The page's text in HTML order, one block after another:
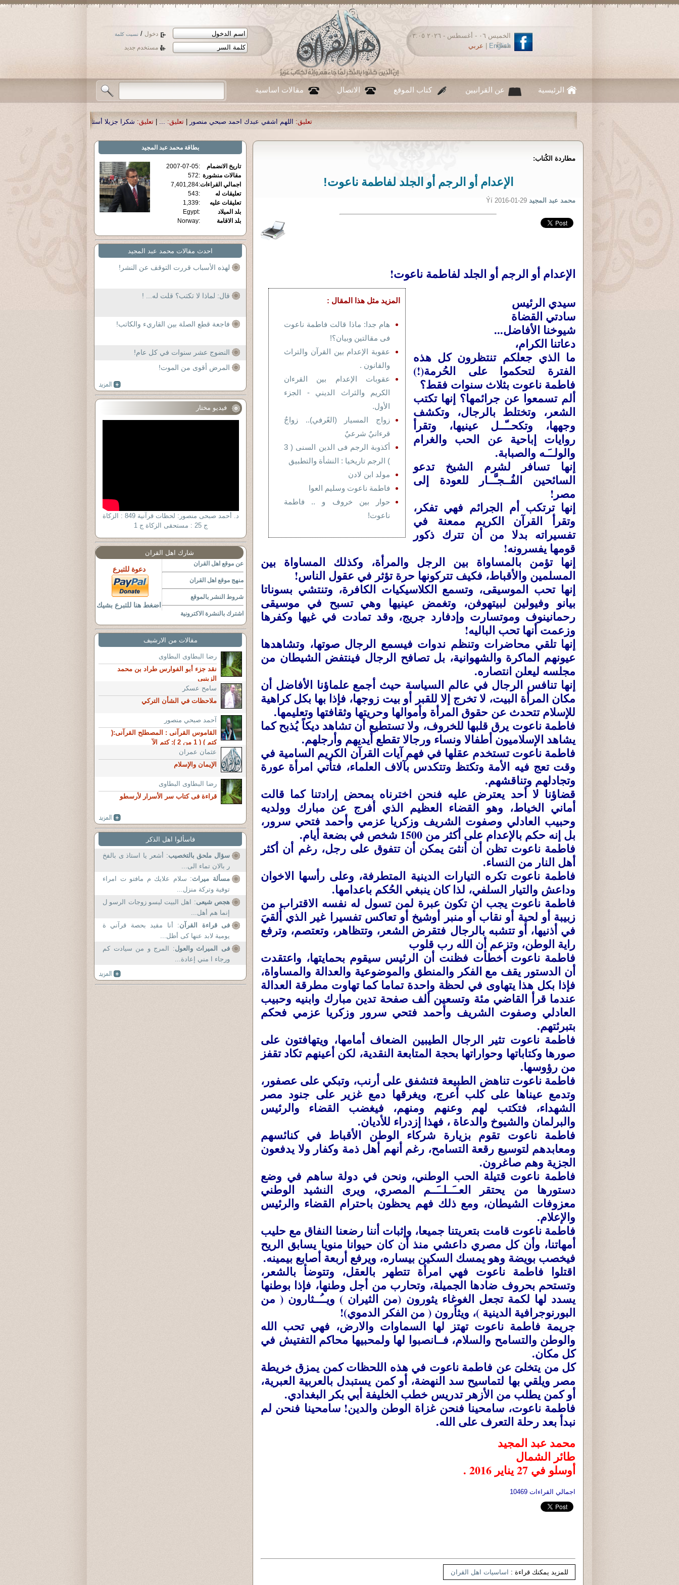
دخول / نسيت كلمة
مستخدم جديد
الخميس ٠٦ - أغسطس - ٢٠٢٦ ٠٣:٠٥
مساءً
English عربي
الرئيسية عن القرانيين كتاب الموقع الاتصال مقالات اساسية
اللهم اشفي عبدك احمد صبحي منصور|تعليق: ...
|تعليق: شكرا جزيلا أستاذ حمد الحمد .أكرمكم الله .
مطاردة الكُناب:
الإعدام أو الرجم أو الجلد لفاطمة ناعوت!
محمد عبد المجيد Ýí 2016-01-29
الإعدام أو الرجم أو الجلد لفاطمة ناعوت!
المزيد مثل هذا المقال :
هام جدا: ماذا قالت فاطمة ناعوت
فى مقالتين وبيان؟!
عقوبة الإعدام بين القرآن والتراث
والقانون .
عقوبات الإعدام بين القرءان
الكريم والثراث الديني - الجزء
الأول.
زواج المسيار (العًرفي).. زواجٌ
قرءانيٌ شرعيٌ
أكذوبة الرجم فى الدين السنى ( 3
) الرجم تاريخيا : النشأة والتطبيق
مولد ابن لادن
فاطمة ناعوت وسليم العوا
حوار بين خروف و .. فاطمة
ناعوت!
سيدي الرئيس
سادتي القضاة
شيوخنا الأفاضل...
دعاتنا الكرام،
ما الذي جعلكم تنتظرون كل هذه
الفترة لتحكموا على الحُرمة(!)
فاطمة ناعوت بثلاث سنوات فقط؟
ألم تسمعوا عن جرائمها؟ إنها تكتب
الشعر، وتختلط بالرجال، وتكشف
وجهها، وتكحــّــل عينيها، وتقرأ
روايات إباحية عن الحب والغرام
والولــَـه والصبابة.
إنها تسافر لشرم الشيخ تدعو
السائحين الفُــجـَّــار للعودة إلى
مصر!
إنها ترتكب أم الجرائم فهي تفكر،
وتقرأ القرآن الكريم ممعنة في
تفسيراته بدلا من أن تترك ذكور
قومها يفسرونه!
إنها تؤمن بالمساواة بين الرجل والمرأة، وكذلك المساواة بين
المسلمين والأقباط، فكيف تتركونها حرة تؤثر في عقول الناس!
إنها تحب الموسيقى، وتسمع الكلاسيكيات الكافرة، وتنتشي بسوناتا
بيانو وفيولين لبيتهوفن، وتغمض عينيها وهي تسبح في موسيقى
رحمانينوف وموتسارت وإدفارد جريج، وقد تمادت في غيها وكفرها
وزعمت أنها تحب الباليه!
إنها تلقي محاضرات وتنظم ندوات فيسمع الرجال صوتها، وتشاهدها
عيونهم الماكرة والشهوانية، بل تصافح الرجال فينتفض الشيطان من
مجلسه ليعلن انتصاره.
إنها تنافس الرجال في عالم السياسة حيث أجمع علماؤنا الأفاضل أن
مكان المرأة البيت، لا تخرج إلا للقبر أو بيت زوجها، فإذا بها بكل كراهية
للإسلام تتحدث عن حقوق المرأة وأموالها وحريتها وثقافتها وتعليمها.
فاطمة ناعوت يرق قلبها للخروف، ولا تستطيع أن تشاهد ديكاً يُذبح كما
يشاهد الإسلاميون أطفالا ونساء ورجالا تقطع أيديهم وأرجلهم.
فاطمة ناعوت تستخدم عقلها في فهم آيات القرآن الكريم السامية في
وقت تعج فيه الأمة وتكتظ وتتكدس بآلاف العلماء، فتأتي امرأة عورة
وتجادلهم وتناقشهم.
قضاؤنا لا أحد يعترض عليه فنحن اخترناه بمحض إرادتنا كما قالت
أماني الخياط، وهو القضاء العظيم الذي أفرج عن مبارك وولديه
وحبيب العادلي وصفوت الشريف وزكريا عزمي وأحمد فتحي سرور،
بل إنه حكم بالإعدام على أكثر من 1500 شخص في بضعة أيام.
فاطمة ناعوت تظن أن أنثىَ يمكن أن تتفوق على رجل، رغم أن أكثر
أهل النار من النساء.
فاطمة ناعوت تكره التيارات الدينية المتطرفة، وعلى رأسها الاخوان
وداعش والتيار السلفي، لذا كان ينبغي الحُكم باعدامها.
فاطمة ناعوت يجب ان تكون عبرة لمن تسول له نفسه الاقتراب من
زبيبة أو لحية أو نقاب أو منبر أوشيخ أو تعاكس تفسيرا غير الذي أُلقيَ
في أذنيها، أو تتشبه بالرجال فتقرض الشعر، وتتظاهر، وتعتصم، وترفع
راية الوطن، وتزعم أن الله رب قلوب
فاطمة ناعوت أخطأت فظنت أن الرئيس سيقوم بحمايتها، واعتقدت
أن الدستور يقف مع الفكر والمنطق والموضوعية والعدالة والمساواة،
فإذا بكل هذا يتهاوى في لحظة واحدة تماما كما تهاوت مطرقة العدالة
عندما قرأ القاضي مئة وتسعين ألف صفحة تدين مبارك وابنيه وحبيب
العادلي وصفوت الشريف وأحمد فتحي سرور وزكريا عزمي فحكم
بتبرئتهم.
فاطمة ناعوت تثير الرجال الطيبين الضعاف أمامها، ويتهافتون على
صورها وكتاباتها وحواراتها بحجة المتابعة النقدية، لكن أعينهم تكاد تقفز
من رؤوسها.
فاطمة ناعوت تناهض الطبيعة فتشفق على أرنب، وتبكي على عصفور،
وتدمع عيناها على كلب أعرج، ويغرقها دمع غزير على جنود مصر
الشهداء، فتكتب لهم وعنهم ومنهم، فيغضب القضاء والرئيس
والبرلمان والشيوخ والدعاة ، فهذا إزدراء للأديان.
فاطمة ناعوت تقوم بزيارة شركاء الوطن الأقباط في كنائسهم
ومعابدهم لتوسيع رقعة التسامح، رغم أنهم أهل ذمة وكفار ولا يدفعون
الجزية وهم صاغرون.
فاطمة ناعوت قتيلة الحب الوطني، ونحن في دولة ساهم في وضع
دستورها من يحتقر العــَــلــَــم المصري، ويرى النشيد الوطني
معزوفات الشيطان، ومع ذلك فهم يحظون باحترام القضاء والرئيس
والإعلام.
فاطمة ناعوت قامت بتعريتنا جميعا، وإثبات أننا رضعنا النفاق مع حليب
أمهاتنا، وأن كل مصري داعشي منذ أن كان حيوانا منويا يسابق الريح
فيخصب بويضة وهو يمسك السكين بيساره، ويرفع أربعة أصابع بيمينه.
اقتلوا فاطمة ناعوت فهي امرأة تتطهر بالعقل، وتتوضأ بالشعر،
وتستحم بحروف ضادها الجميلة، وتحارب من أجل وطنها، فإذا بوطنها
يسدد لها لكمة تجعل الغوغاء يثورون (من الثيران ) ويــُــثارون ( من
البورنوجرافية الدينية )، ويثأرون ( من الفكر الدموي)!
جريمة فاطمة ناعوت تهتز لها السماوات والارض، فهي تحب الله
والوطن والتسامح والسلام، فــانصبوا لها ولمحبيها محاكم التفتيش في
كل مكان.
كل من يتخلىَ عن فاطمة ناعوت في هذه اللحظات كمن يمزق خريطة
مصر ويلقي بها لتماسيح سد النهضة، أو كمن يستبدل بالعربية العبرية،
أو كمن يطلب من الأزهر تدريس خطب الخليفة أبي بكر البغدادي.
فاطمة ناعوت، سامحينا فنحن غزاة الوطن والدين! سامحينا فنحن لم
نبدأ بعد رحلة التعرف على الله.
محمد عبد المجيد
طائر الشمال
أوسلو في 27 يناير 2016 .
اجمالي القراءات 10469
للمزيد يمكنك قراءة : اساسيات اهل القران
بطاقة محمد عبد المجيد
تاريخ الانضمام :
2007-07-05
مقالات منشورة :
572
اجمالي القراءات:
7,401,284
تعليقات له
:
543
تعليقات عليه
:
1,339
بلد الميلاد
:
Egypt
بلد الاقامة
:
Norway
احدث مقالات محمد عبد المجيد
لهذه الأسباب قررت التوقف عن النشر!
قال: لماذا لا تكتب؟ قلت له... !
فاجعة قطع الصلة بين القاريء والكاتب!
النضوج عشر سنوات في كل عام!
المرض أقوى من الموت!
فيديو مختار
د. أحمد صبحى منصور: لحظات قرآنية 849 : الزكاة
ج 25 : مستحقى الزكاة ج 1
شارك اهل القران
عن موقع اهل القران
منهج موقع اهل القران
شروط النشر بالموقع
اشترك بالنشرة الاكترونية
دعوة للتبرع
اضغط هنا للتبرع بشيك
مقالات من الارشيف
رضا البطاوى البطاوى
نقد جزء أبو الفوارس طراد بن محمد
الزينبي
سامح عسكر
ملاحظات في الشأن التركي
آحمد صبحي منصور
القاموس القرآنى : المصطلح القرآنى:(
كتم ) ( 1 من 2 ): كتم الآ
عثمان عمران
الإيمان والإسلام
رضا البطاوى البطاوى
قراءة فى كتاب سر الأسرار لأرسطو
فاسألوا اهل الذكر
سؤال ملحق بالتخصيب: أشعر يا استاذ ى بالفخ
ر بالان تماء الى...
مسألة ميراث: سلام علايك م مافتو ت امراء
توفية وتركة منزل...
هجص شيعى: اهل البيت ليسو زوجات الرسو ل
إنما هم أهل...
فى قراءة القرآن: أنا مقيد بحصة قرآني ة
يومية لابد عنها كى أظل...
فى الميراث والعول: المرج و من سيادت كم
ورجاء ا مني إعادة...